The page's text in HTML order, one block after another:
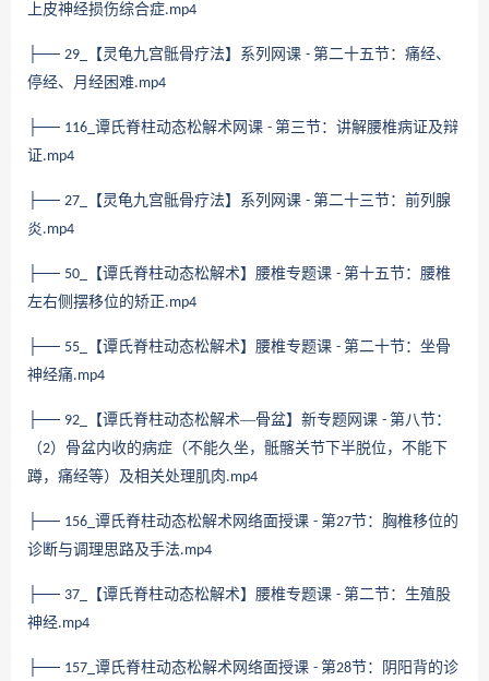
上皮神经损伤综合症.mp4
├── 29_ 【灵龟九宫骶骨疗法】系列网课 - 第二十五节：痛经、
停经、月经困难.mp4
├── 116_ 谭氏脊柱动态松解术网课 - 第三节：讲解腰椎病证及辩
证.mp4
├── 27_ 【灵龟九宫骶骨疗法】系列网课 - 第二十三节：前列腺
炎.mp4
├── 50_ 【谭氏脊柱动态松解术】腰椎专题课 - 第十五节：腰椎
左右侧摆移位的矫正.mp4
├── 55_ 【谭氏脊柱动态松解术】腰椎专题课 - 第二十节：坐骨
神经痛.mp4
├── 92_ 【谭氏脊柱动态松解术—骨盆】新专题网课 - 第八节：
（2）骨盆内收的病症（不能久坐，骶髂关节下半脱位，不能下
蹲，痛经等）及相关处理肌肉 .mp4
├── 156_ 谭氏脊柱动态松解术网络面授课 - 第27节：胸椎移位的
诊断与调理思路及手法.mp4
├── 37_ 【谭氏脊柱动态松解术】腰椎专题课 - 第二节：生殖股
神经.mp4
├── 157_ 谭氏脊柱动态松解术网络面授课 - 第28节：阴阳背的诊